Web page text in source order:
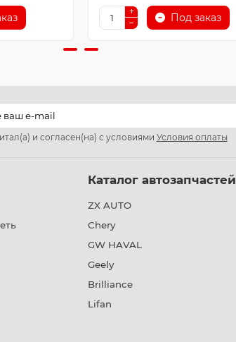
Под заказ
и согласен(на) с условиями Условия оплаты
Каталог автозапчастей
ZX AUTO
Chery
GW HAVAL
Geely
Brilliance
Lifan